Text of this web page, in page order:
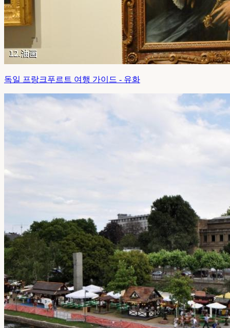
독일 프랑크푸르트 여행 가이드 - 유화